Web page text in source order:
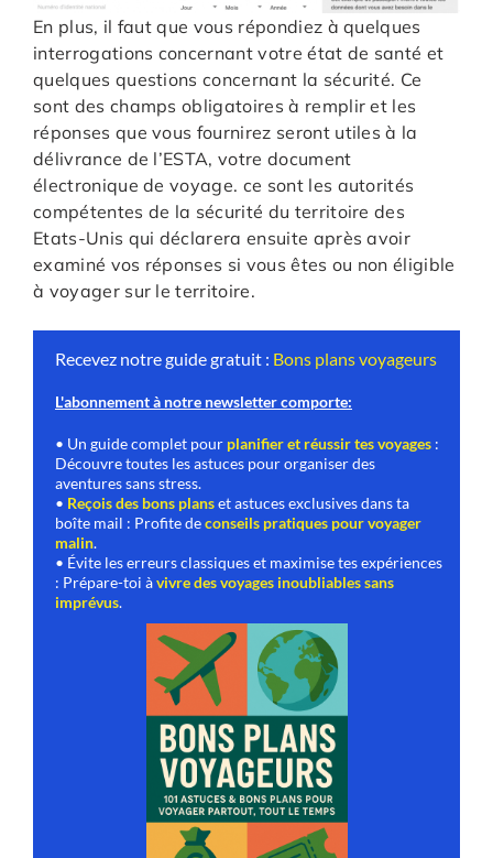
En plus, il faut que vous répondiez à quelques
interrogations concernant votre état de santé et
quelques questions concernant la sécurité. Ce
sont des champs obligatoires à remplir et les
réponses que vous fournirez seront utiles à la
délivrance de l’ESTA, votre document
électronique de voyage. ce sont les autorités
compétentes de la sécurité du territoire des
Etats-Unis qui déclarera ensuite après avoir
examiné vos réponses si vous êtes ou non éligible
à voyager sur le territoire.